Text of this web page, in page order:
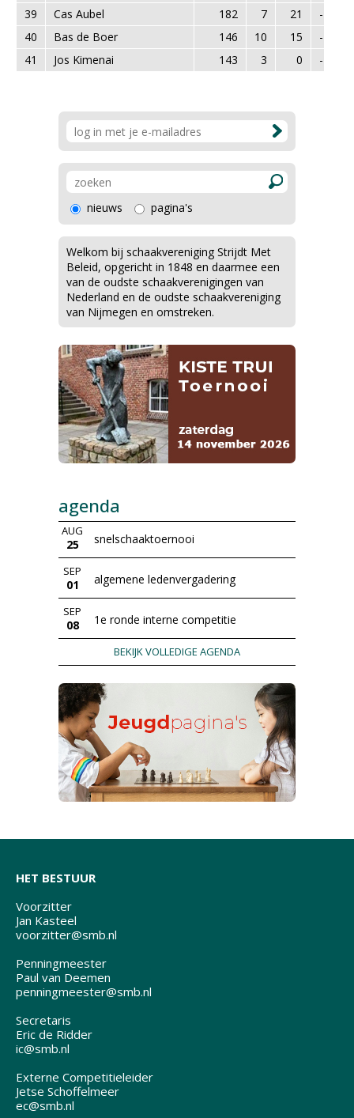
39 Cas Aubel 182 7 21 -1
40
Bas de Boer 146 10 15 -2
41
Jos Kimenai 143 3 0 -1
nieuws pagina's
Welkom bij schaakvereniging Strijdt Met
Beleid, opgericht in 1848 en daarmee een
van de oudste schaakverenigingen van
Nederland en de oudste schaakvereniging
van Nijmegen en omstreken.
agenda
AUG
25 snelschaaktoernooi
SEP
01 algemene ledenvergadering
SEP
08 1e ronde interne competitie
BEKIJK VOLLEDIGE AGENDA
HET BESTUUR
Voorzitter
Jan Kasteel
voorzitter@smb.nl
Penningmeester
Paul van Deemen
penningmeester@smb.nl
Secretaris
Eric de Ridder
ic@smb.nl
Externe Competitieleider
Jetse Schoffelmeer
ec@smb.nl